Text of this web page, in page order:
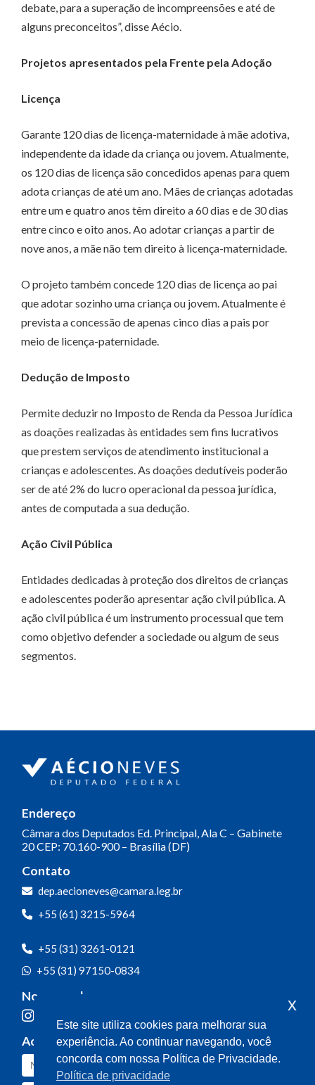
debate, para a superação de incompreensões e até de
alguns preconceitos”, disse Aécio.
Projetos apresentados pela Frente pela Adoção
Licença
Garante 120 dias de licença-maternidade à mãe adotiva,
independente da idade da criança ou jovem. Atualmente,
os 120 dias de licença são concedidos apenas para quem
adota crianças de até um ano. Mães de crianças adotadas
entre um e quatro anos têm direito a 60 dias e de 30 dias
entre cinco e oito anos. Ao adotar crianças a partir de
nove anos, a mãe não tem direito à licença-maternidade.
O projeto também concede 120 dias de licença ao pai
que adotar sozinho uma criança ou jovem. Atualmente é
prevista a concessão de apenas cinco dias a pais por
meio de licença-paternidade.
Dedução de Imposto
Permite deduzir no Imposto de Renda da Pessoa Jurídica
as doações realizadas às entidades sem fins lucrativos
que prestem serviços de atendimento institucional a
crianças e adolescentes. As doações dedutíveis poderão
ser de até 2% do lucro operacional da pessoa jurídica,
antes de computada a sua dedução.
Ação Civil Pública
Entidades dedicadas à proteção dos direitos de crianças
e adolescentes poderão apresentar ação civil pública. A
ação civil pública é um instrumento processual que tem
como objetivo defender a sociedade ou algum de seus
segmentos.
Endereço
Câmara dos Deputados Ed. Principal, Ala C – Gabinete
20CEP: 70.160-900 – Brasília (DF)
Contato
dep.aecioneves@camara.leg.br
+55 (61) 3215-5964
+55 (31) 3261-0121
+55 (31) 97150-0834
Nossas redes
Acompanhe o meu mandato
Este site utiliza cookies para melhorar sua
experiência. Ao continuar navegando, você
concorda com nossa Política de Privacidade.
Política de privacidade
x